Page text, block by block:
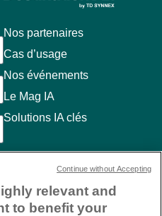
Nos partenaires
Cas d’usage
Nos événements
Le Mag IA
Solutions IA clés
relevant and
to benefit your
Continue without Accepting